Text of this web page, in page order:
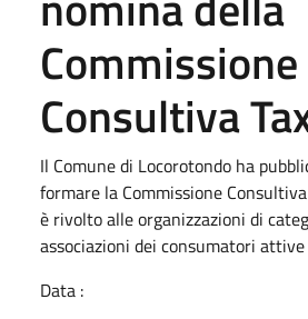
Commissione
Consultiva
Il Comune di Locorotondo ha
formare la Commissione
è rivolto alle organizzazioni di
associazioni dei consumatori
Data :